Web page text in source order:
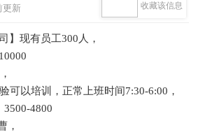
更新
收藏该信息
】现有员工300人，
可以培训，正常上班时间7:30-6:00，
4800
，